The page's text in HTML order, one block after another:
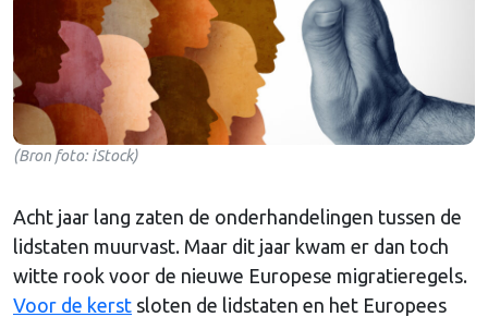
(Bron foto: iStock)
Acht jaar lang zaten de onderhandelingen tussen de
lidstaten muurvast. Maar dit jaar kwam er dan toch
witte rook voor de nieuwe Europese migratieregels.
Voor de kerst sloten de lidstaten en het Europees